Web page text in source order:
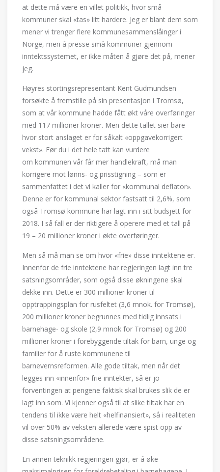
at dette må være en villet politikk, hvor små
kommuner skal «tas» litt hardere. Jeg er blant dem som
mener vi trenger flere kommunesammenslåinger i
Norge, men å presse små kommuner gjennom
inntektssystemet, er ikke måten å gjøre det på, mener
jeg.
Høyres stortingsrepresentant Kent Gudmundsen
forsøkte å fremstille på sin presentasjon i Tromsø,
som at vår kommune hadde fått økt våre overføringer
med 117 millioner kroner. Men dette tallet sier bare
hvor stort anslaget er for såkalt «oppgavekorrigert
vekst». Før du i det hele tatt kan vurdere
om kommunen vår får mer handlekraft, må man
korrigere mot lønns- og prisstigning – som er
sammenfattet i det vi kaller for «kommunal deflator».
Denne er for kommunal sektor fastsatt til 2,6%, som
også Tromsø kommune har lagt inn i sitt budsjett for
2018. I så fall er der riktigere å operere med et tall på
19 – 20 millioner kroner i økte overføringer.
Men så må man se om hvor «frie» disse inntektene er.
Innenfor de frie inntektene har regjeringen lagt inn tre
satsningsområder, som også disse økningene skal
dekke inn. Dette er 300 millioner kroner til
opptrappingsplan for rusfeltet (3,6 mnok. for Tromsø),
200 millioner kroner begrunnes med tidlig innsats i
barnehage- og skole (2,9 mnok for Tromsø) og 200
millioner kroner i forebyggende tiltak for barn, unge og
familier for å ruste kommunene til
barnevernsreformen. Alle gode tiltak, men når det
legges inn «innenfor» frie inntekter, så er jo
forventingen at pengene faktisk skal brukes slik de er
lagt inn som. Vi kjenner også til at slike tiltak har en
tendens til ikke være helt «helfinansiert», så i realiteten
vil over 50% av veksten allerede være spist opp av
disse satsningsområdene.
En annen teknikk regjeringen gjør, er å øke